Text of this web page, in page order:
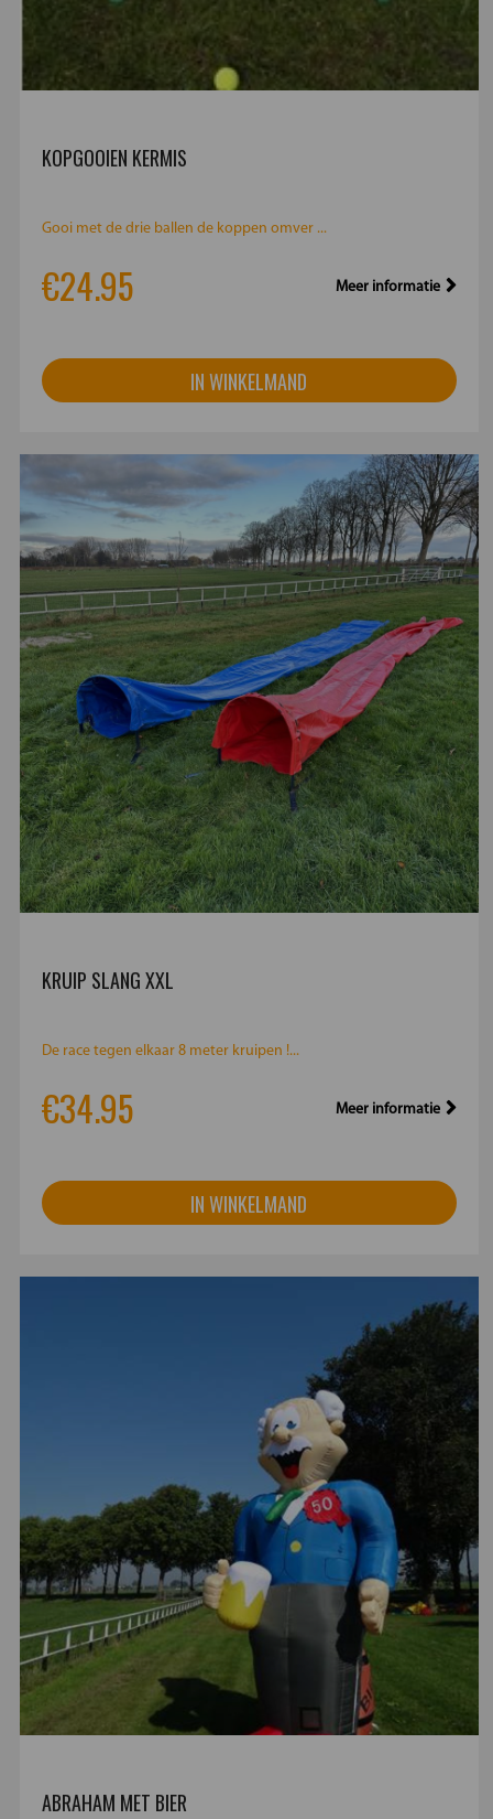
KOPGOOIEN KERMIS
Gooi met de drie ballen de koppen omver ...
€24.95 Meer informatie
IN WINKELMAND
KRUIP SLANG XXL
De race tegen elkaar 8 meter kruipen !...
€34.95 Meer informatie
IN WINKELMAND
ABRAHAM MET BIER